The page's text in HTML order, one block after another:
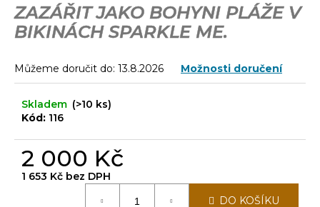
5
hvězdiček.
ZAZÁŘIT JAKO BOHYNI PLÁŽE V
BIKINÁCH SPARKLE ME.
Můžeme doručit do: 13.8.2026 Možnosti doručení
Skladem (>10 ks)
Kód: 116
2 000 Kč
1 653 Kč bez DPH
DO KOŠÍKU
D
o
o
r
u
m